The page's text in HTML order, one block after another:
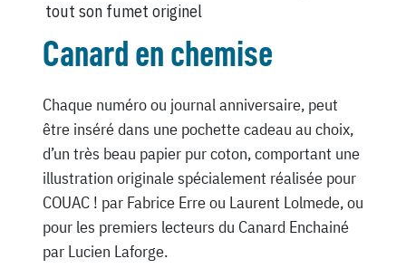
tout son fumet originel
Canard en chemise
Chaque numéro ou journal anniversaire, peut
être inséré dans une pochette cadeau au choix,
d’un très beau papier pur coton, comportant une
illustration originale spécialement réalisée pour
COUAC ! par Fabrice Erre ou Laurent Lolmede, ou
pour les premiers lecteurs du Canard Enchainé
par Lucien Laforge.